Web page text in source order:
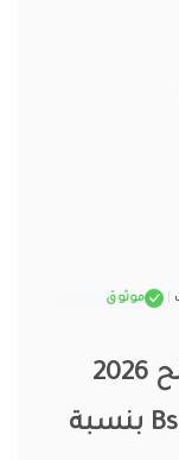
موثوق
كود خصم بشتكو للمشالح 2026
احدث كوبونات واكواد Bshtco بنسبة